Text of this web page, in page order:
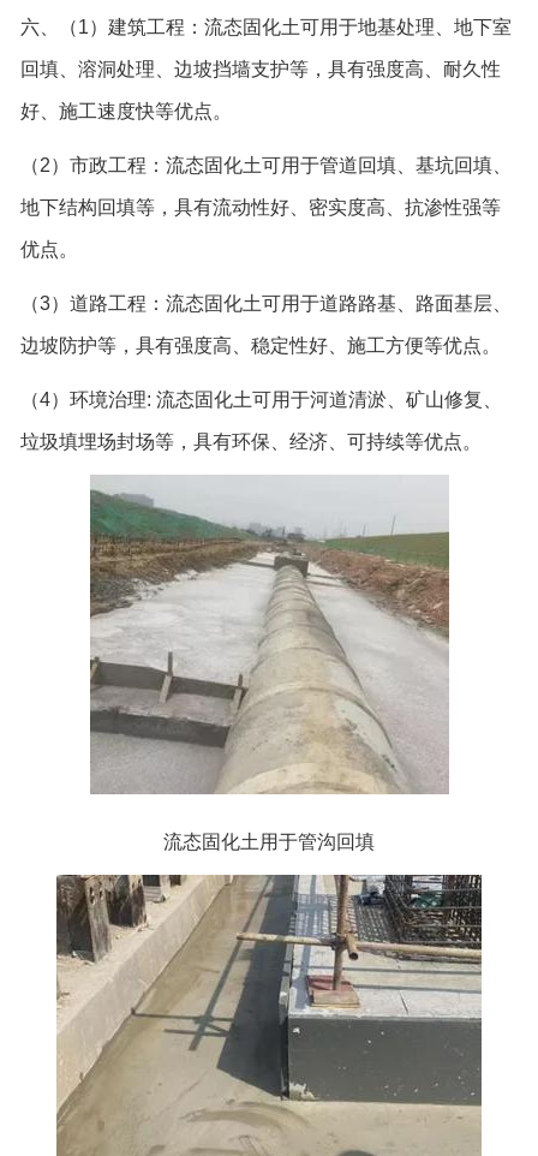
六、（1）建筑工程：流态固化土可用于地基处理、地下室
回填、溶洞处理、边坡挡墙支护等，具有强度高、耐久性
好、施工速度快等优点。
（2）市政工程：流态固化土可用于管道回填、基坑回填、
地下结构回填等，具有流动性好、密实度高、抗渗性强等
优点。
（3）道路工程：流态固化土可用于道路路基、路面基层、
边坡防护等，具有强度高、稳定性好、施工方便等优点。
（4）环境治理: 流态固化土可用于河道清淤、矿山修复、
垃圾填埋场封场等，具有环保、经济、可持续等优点。
流态固化土用于管沟回填